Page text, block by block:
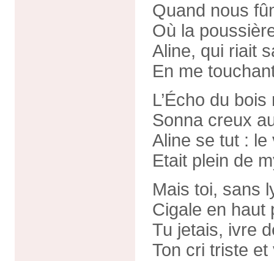
Quand nous
Où la
Aline, qui riait
En me
L’Écho du
Sonna creux
Aline se tut : le
Etait plein de
Mais toi, sans
Cigale en haut
Tu jetais, ivre
Ton cri triste et